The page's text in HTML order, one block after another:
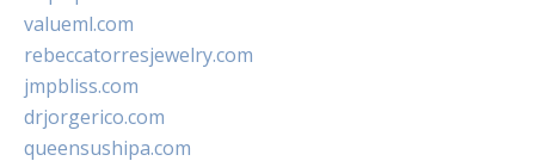
valueml.com
rebeccatorresjewelry.com
jmpbliss.com
drjorgerico.com
queensushipa.com